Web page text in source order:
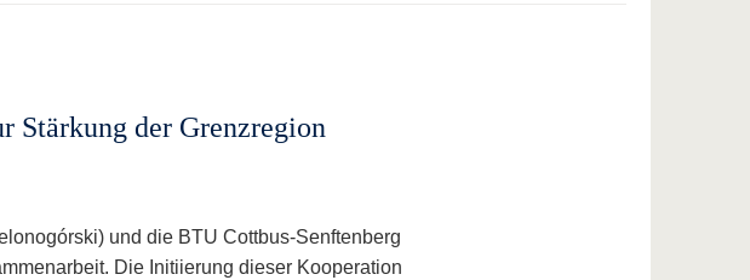
Stärkung der Grenzregion
und die BTU Cottbus-Senftenberg
Die Initiierung dieser Kooperation